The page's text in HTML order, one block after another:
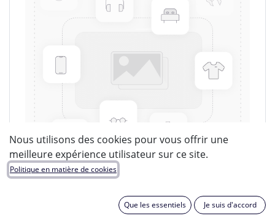
Nous utilisons des cookies pour vous offrir une
meilleure expérience utilisateur sur ce site.
Politique en matière de cookies
Que les essentiels Je suis d'accord